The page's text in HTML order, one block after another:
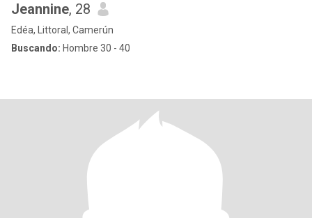
Jeannine, 28
Edéa, Littoral, Camerún
Buscando: Hombre 30 - 40